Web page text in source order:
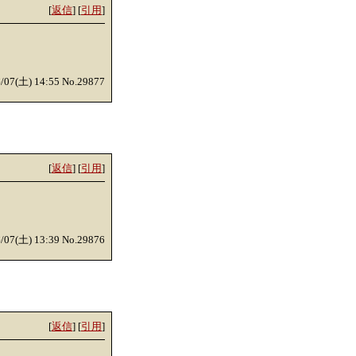
[返信] [引用]
07(土) 14:55 No.29877
[返信] [引用]
07(土) 13:39 No.29876
[返信] [引用]